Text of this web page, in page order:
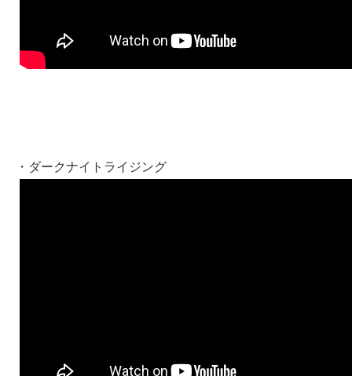
・ダークナイトライジング